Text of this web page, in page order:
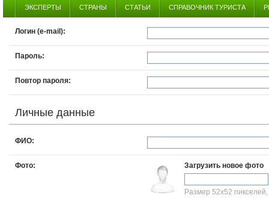
ЭКСПЕРТЫ СТРАНЫ СТАТЬИ СПРАВОЧНИК ТУРИСТА
Логин (e-mail):
Пароль:
Повтор пароля:
Личные данные
ФИО:
Фото: Загрузить новое фото
Размер 52x52